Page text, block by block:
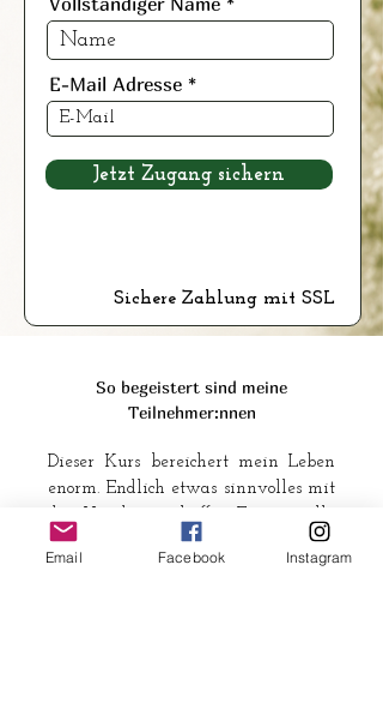
E-Mail Adresse
Jetzt Zugang sichern
Sichere Zahlung mit SSL
So begeistert sind meine
Teilnehmer:nnen
Dieser Kurs bereichert mein Leben
enorm. Endlich etwas sinnvolles mit
Stefanie K.
Email Facebook Instagram